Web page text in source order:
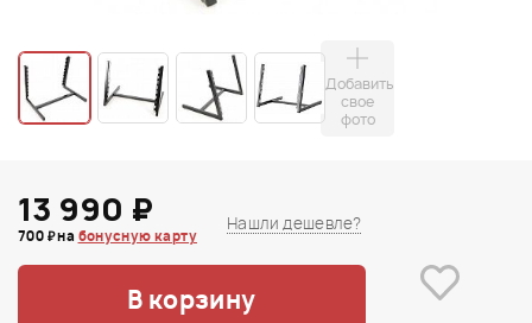
Добавить
свое
фото
13 990 ₽
700 ₽ на бонусную карту
Нашли дешевле?
В корзину